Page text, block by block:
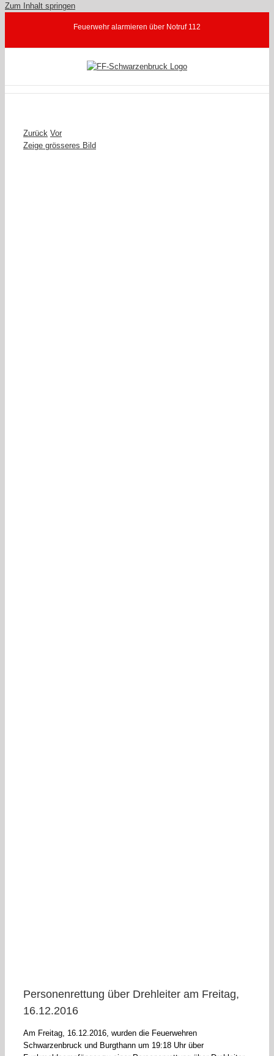
Zum Inhalt springen
Feuerwehr alarmieren über Notruf 112
Zurück Vor
Zeige grösseres Bild
Personenrettung über Drehleiter am Freitag,
16.12.2016
Am Freitag, 16.12.2016, wurden die Feuerwehren
Schwarzenbruck und Burgthann um 19:18 Uhr über